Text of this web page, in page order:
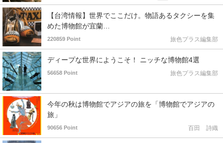
【台湾情報】世界でここだけ。物語あるタクシーを集
めた博物館が宜蘭…
220859 Point 旅色プラス編集部
ディープな世界にようこそ！ ニッチな博物館4選
56658 Point 旅色プラス編集部
今年の秋は博物館でアジアの旅を「博物館でアジアの
旅」
90656 Point 百田 詩織